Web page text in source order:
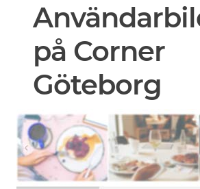
på Corner
Göteborg